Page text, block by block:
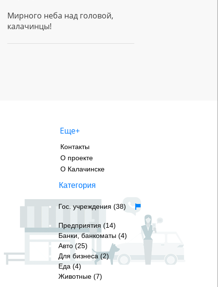
Мирного неба над головой,
калачинцы!
Еще+
Контакты
О проекте
О Калачинске
Категория
Гос. учреждения (38)
Предприятия (14)
Банки, банкоматы (4)
Авто (25)
Для бизнеса (2)
Еда (4)
Животные (7)